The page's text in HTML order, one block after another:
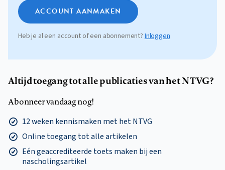
ACCOUNT AANMAKEN
Heb je al een account of een abonnement? Inloggen
Altijd toegang tot alle publicaties van het NTVG?
Abonneer vandaag nog!
12 weken kennismaken met het NTVG
Online toegang tot alle artikelen
Eén geaccrediteerde toets maken bij een
nascholingsartikel